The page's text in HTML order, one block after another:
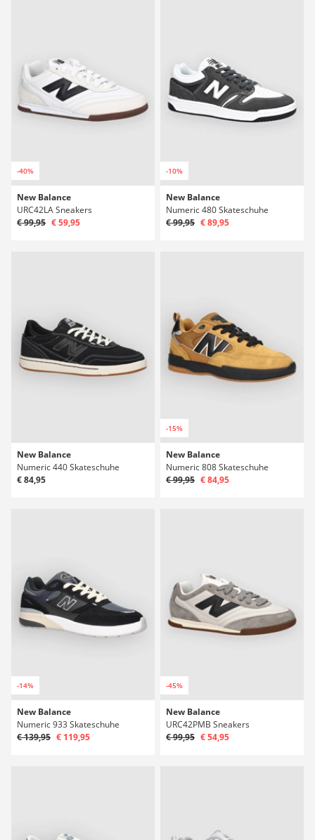
-40%
New Balance
URC42LA Sneakers
€ 99,95 € 59,95
-10%
New Balance
Numeric 480 Skateschuhe
€ 99,95 € 89,95
New Balance
Numeric 440 Skateschuhe
€ 84,95
-15%
New Balance
Numeric 808 Skateschuhe
€ 99,95 € 84,95
-14%
New Balance
Numeric 933 Skateschuhe
€ 139,95 € 119,95
-45%
New Balance
URC42PMB Sneakers
€ 99,95 € 54,95